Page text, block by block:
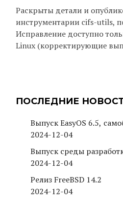
Раскрыты детали и
инструментарии cifs-utils,
Исправление доступно
Linux (корректирующие
ПОСЛЕДНИЕ
Выпуск EasyOS 6.5,
2024-12-04
Выпуск среды
2024-12-04
Релиз FreeBSD 14.2
2024-12-04